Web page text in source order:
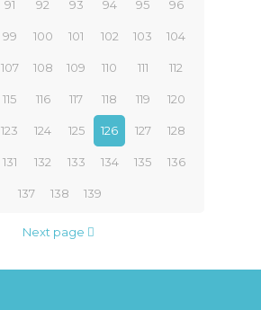
91 92 93 94 95 96
99 100 101 102 103 104
107 108 109 110 111 112
115 116 117 118 119 120
123 124 125 126 127 128
131 132 133 134 135 136
137 138 139
Next page